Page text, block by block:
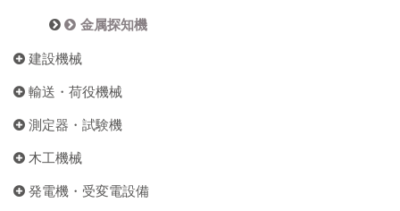
金属探知機
建設機械
輸送・荷役機械
測定器・試験機
木工機械
発電機・受変電設備